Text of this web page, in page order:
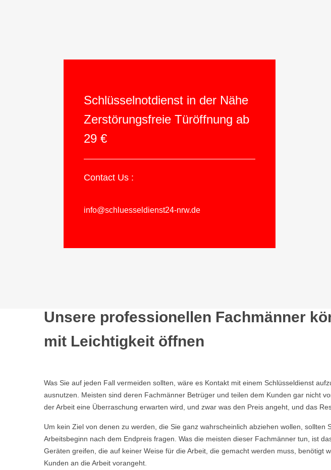
Schlüsselnotdienst in der Nähe
Zerstörungsfreie Türöffnung ab
29 €
Contact Us :
info@schluesseldienst24-nrw.de
Unsere professionellen Fachmänner
mit Leichtigkeit öffnen
Was Sie auf jeden Fall vermeiden sollten, wäre es Kontakt mit einem Schlüsseldienst
ausnutzen. Meisten sind deren Fachmänner Betrüger und teilen dem Kunden gar nicht
der Arbeit eine Überraschung erwarten wird, und zwar was den Preis angeht, und das
Um kein Ziel von denen zu werden, die Sie ganz wahrscheinlich abziehen wollen,
Arbeitsbeginn nach dem Endpreis fragen. Was die meisten dieser Fachmänner tun, ist
Geräten greifen, die auf keiner Weise für die Arbeit, die gemacht werden muss,
Kunden an die Arbeit vorangeht.